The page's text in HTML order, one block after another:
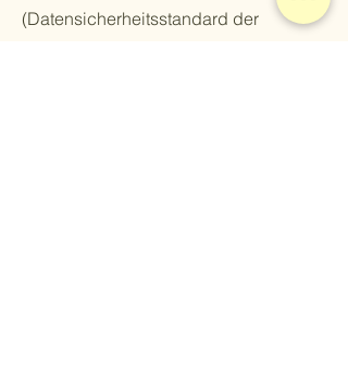
(Datensicherheitsstandard der